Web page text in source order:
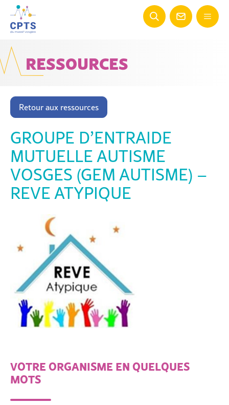
RESSOURCES
Retour aux ressources
GROUPE D’ENTRAIDE
MUTUELLE AUTISME
VOSGES (GEM AUTISME) –
REVE ATYPIQUE
VOTRE ORGANISME EN QUELQUES
MOTS